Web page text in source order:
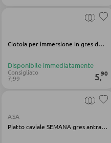
PANCHE
Panche angolari
Set con tavolo e
Ciotola per immersione in gres della Nature Collection Water
Disponibile immediatamente
Consigliato
7,99 5,90
ASA
Piatto caviale SEMANA gres antracite lucido